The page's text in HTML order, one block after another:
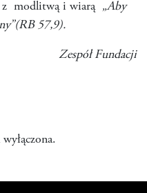
z modlitwą i wiarą „Aby
57,9).
Zespół Fundacji